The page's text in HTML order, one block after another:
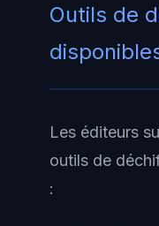
Outils de
Les éditeurs
outils de
: